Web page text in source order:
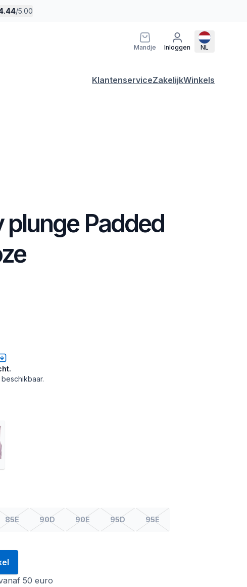
/5.00
Mandje Inloggen NL
KlantenserviceZakelijkWinkels
plunge Padded
85E 90D 90E 95D 95E
50 euro